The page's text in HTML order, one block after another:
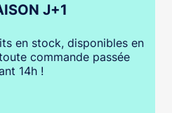
J+1
en stock, disponibles en
commande passée
14h !